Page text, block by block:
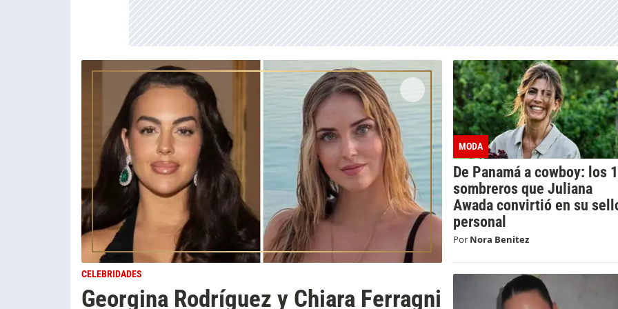
CELEBRIDADES
Georgina Rodríguez y Chiara Ferragni
MODA
De Panamá a cowboy: los
sombreros que Juliana
Awada convirtió en su
personal
Por Nora Benitez